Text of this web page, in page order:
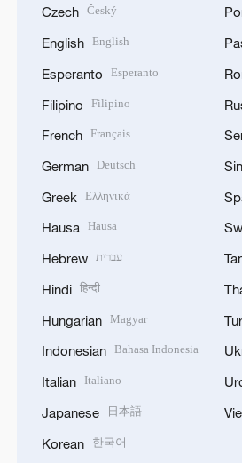
Czech Český
English English
Esperanto Esperanto
Filipino Filipino
French Français
German Deutsch
Greek Ελληνικά
Hausa Hausa
Hebrew עברית
Hindi हिन्दी
Hungarian Magyar
Indonesian Bahasa Indonesia
Italian Italiano
Japanese 日本語
Korean 한국어